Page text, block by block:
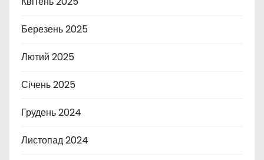
Березень 2025
Лютий 2025
Січень 2025
Грудень 2024
Листопад 2024